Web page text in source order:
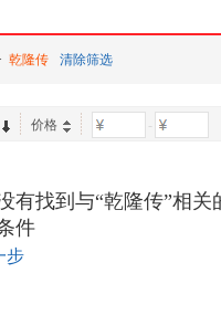
乾隆传 清除筛选
价格 -
有找到与“乾隆传”相
件
步